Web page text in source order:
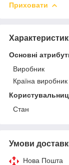
Приховати
Основні
Виробник
Країна виробник
Стан
Умови
Нова Пошта